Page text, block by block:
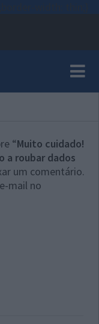
“Muito cuidado!
a roubar dados
um comentário.
mail no